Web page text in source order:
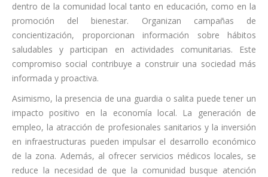
dentro de la comunidad local tanto en educación, como en la
promoción del bienestar. Organizan campañas de
concientización, proporcionan información sobre hábitos
saludables y participan en actividades comunitarias. Este
compromiso social contribuye a construir una sociedad más
informada y proactiva.
Asimismo, la presencia de una guardia o salita puede tener un
impacto positivo en la economía local. La generación de
empleo, la atracción de profesionales sanitarios y la inversión
en infraestructuras pueden impulsar el desarrollo económico
de la zona. Además, al ofrecer servicios médicos locales, se
reduce la necesidad de que la comunidad busque atención